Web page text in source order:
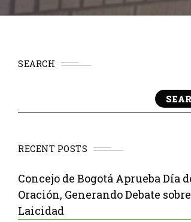
SEARCH
RECENT POSTS
Concejo de Bogotá Aprueba Día
Oración, Generando Debate sobre
Laicidad